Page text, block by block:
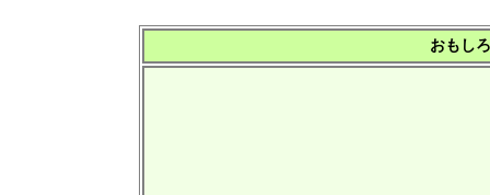
おもし